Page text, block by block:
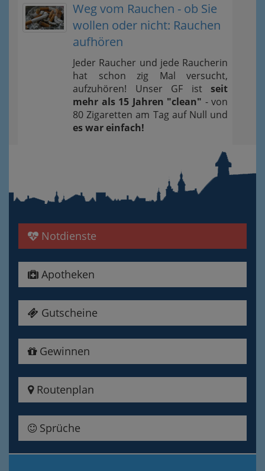
Weg vom Rauchen - ob Sie
wollen oder nicht: Rauchen
aufhören
Jeder Raucher und jede Raucherin
hat schon zig Mal versucht,
aufzuhören! Unser GF ist seit
mehr als 15 Jahren "clean" - von
80 Zigaretten am Tag auf Null und
es war einfach!
Notdienste
Apotheken
Gutscheine
Gewinnen
Routenplan
Sprüche